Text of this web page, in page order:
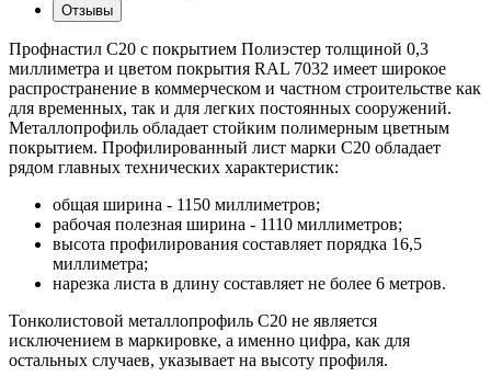
Отзывы
Профнастил С20 с покрытием Полиэстер толщиной 0,3
миллиметра и цветом покрытия RAL 7032 имеет широкое
распространение в коммерческом и частном строительстве как
для временных, так и для легких постоянных сооружений.
Металлопрофиль обладает стойким полимерным цветным
покрытием. Профилированный лист марки С20 обладает
рядом главных технических характеристик:
общая ширина - 1150 миллиметров;
рабочая полезная ширина - 1110 миллиметров;
высота профилирования составляет порядка 16,5
миллиметра;
нарезка листа в длину составляет не более 6 метров.
Тонколистовой металлопрофиль С20 не является
исключением в маркировке, а именно цифра, как для
остальных случаев, указывает на высоту профиля.